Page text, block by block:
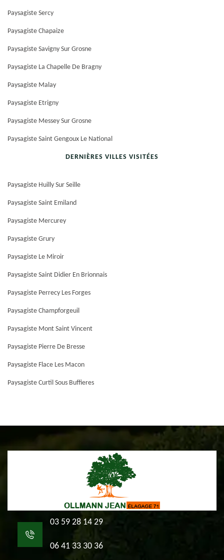
Paysagiste Sercy
Paysagiste Chapaize
Paysagiste Savigny Sur Grosne
Paysagiste La Chapelle De Bragny
Paysagiste Malay
Paysagiste Etrigny
Paysagiste Messey Sur Grosne
Paysagiste Saint Gengoux Le National
DERNIÈRES VILLES VISITÉES
Paysagiste Huilly Sur Seille
Paysagiste Saint Emiland
Paysagiste Mercurey
Paysagiste Grury
Paysagiste Le Miroir
Paysagiste Saint Didier En Brionnais
Paysagiste Perrecy Les Forges
Paysagiste Champforgeuil
Paysagiste Mont Saint Vincent
Paysagiste Pierre De Bresse
Paysagiste Flace Les Macon
Paysagiste Curtil Sous Buffieres
03 59 28 14 29
06 41 33 30 36